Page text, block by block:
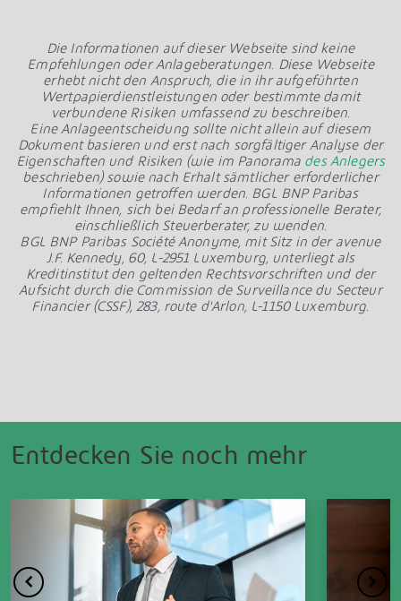
Die Informationen auf dieser Webseite sind keine
Empfehlungen oder Anlageberatungen. Diese Webseite
erhebt nicht den Anspruch, die in ihr aufgeführten
Wertpapierdienstleistungen oder bestimmte damit
verbundene Risiken umfassend zu beschreiben.
Eine Anlageentscheidung sollte nicht allein auf diesem
Dokument basieren und erst nach sorgfältiger Analyse der
Eigenschaften und Risiken (wie im Panorama des Anlegers
beschrieben) sowie nach Erhalt sämtlicher erforderlicher
Informationen getroffen werden. BGL BNP Paribas
empfiehlt Ihnen, sich bei Bedarf an professionelle Berater,
einschließlich Steuerberater, zu wenden.
BGL BNP Paribas Société Anonyme, mit Sitz in der avenue
J.F. Kennedy, 60, L-2951 Luxemburg, unterliegt als
Kreditinstitut den geltenden Rechtsvorschriften und der
Aufsicht durch die Commission de Surveillance du Secteur
Financier (CSSF), 283, route d'Arlon, L-1150 Luxemburg.
Entdecken Sie noch mehr